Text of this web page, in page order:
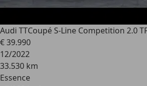
Audi TTCoupé S-Line Competition 2.0
€ 39.990
12/2022
33.530 km
Essence